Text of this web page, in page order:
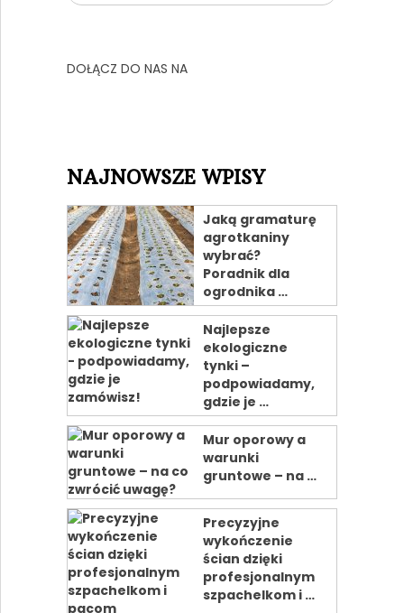
DOŁĄCZ DO NAS NA
NAJNOWSZE WPISY
Jaką gramaturę
agrotkaniny
wybrać?
Poradnik dla
ogrodnika …
Najlepsze
ekologiczne
tynki –
podpowiadamy,
gdzie je …
Mur oporowy a
warunki
gruntowe – na …
Precyzyjne
wykończenie
ścian dzięki
profesjonalnym
szpachelkom i …